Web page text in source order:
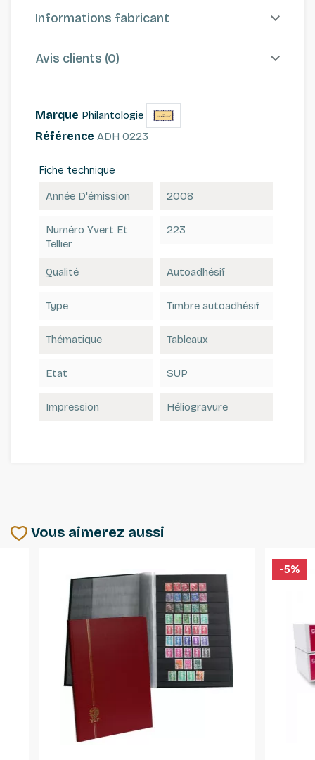
Informations fabricant
Avis clients (0)
Marque Philantologie
Référence ADH 0223
Fiche technique
Année D'émission 2008
Numéro Yvert Et
Tellier
223
Qualité Autoadhésif
Type Timbre autoadhésif
Thématique Tableaux
Etat SUP
Impression Héliogravure
Vous aimerez aussi
-5%